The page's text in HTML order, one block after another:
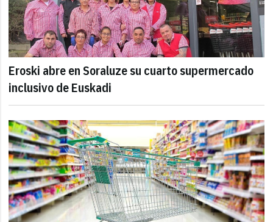
Eroski abre en Soraluze su cuarto supermercado
inclusivo de Euskadi